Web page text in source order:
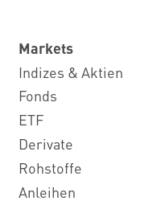
Markets
Indizes & Aktien
Fonds
ETF
Derivate
Rohstoffe
Anleihen